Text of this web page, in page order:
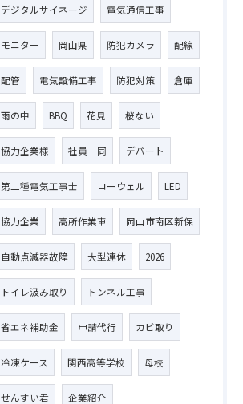
デジタルサイネージ 電気通信工事
モニター 岡山県 防犯カメラ 配線
配管 電気設備工事 防犯対策 倉庫
雨の中 BBQ 花見 桜ない
協力企業様 社員一同 デパート
第二種電気工事士 コーウェル LED
協力企業 高所作業車 岡山市南区新保
自動点滅器故障 大型連休 2026
トイレ汲み取り トンネル工事
省エネ補助金 申請代行 カビ取り
冷凍ケース 関西高等学校 母校
せんすい君 企業紹介
お問い合わせはこちら